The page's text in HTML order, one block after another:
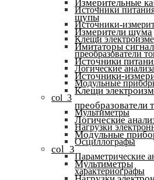
Источники
Источники-
Клещи
преобразователи
Логические
Модульные
col_3
Мультиметры
Нагрузки
Осциллографы
Параметрические
характериографы
Измерительные
щупы
Измерители шума
Имитаторы
Источники
Источники-
Клещи
преобразователи
Логические
Модульные
col_3
Мультиметры